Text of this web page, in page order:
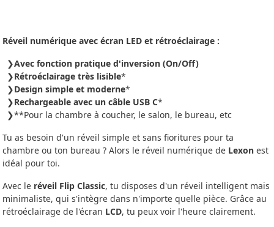
Réveil numérique avec écran LED et rétroéclairage :
Avec fonction pratique d'inversion (On/Off)
Rétroéclairage très lisible*
Design simple et moderne*
Rechargeable avec un câble USB C*
**Pour la chambre à coucher, le salon, le bureau, etc
Tu as besoin d'un réveil simple et sans fioritures pour ta
chambre ou ton bureau ? Alors le réveil numérique de Lexon est
idéal pour toi.
Avec le réveil Flip Classic, tu disposes d'un réveil intelligent mais
minimaliste, qui s'intègre dans n'importe quelle pièce. Grâce au
rétroéclairage de l'écran LCD, tu peux voir l'heure clairement.